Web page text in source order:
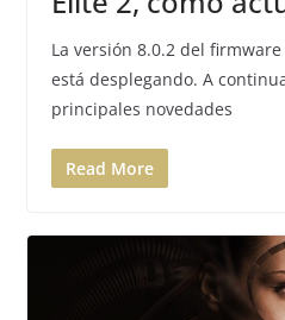
La versión 8.0.2 del
está desplegando. A
principales novedades
Read More